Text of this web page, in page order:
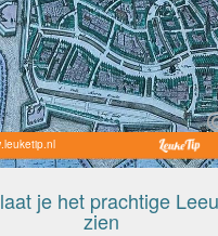
je het prachtige
zien